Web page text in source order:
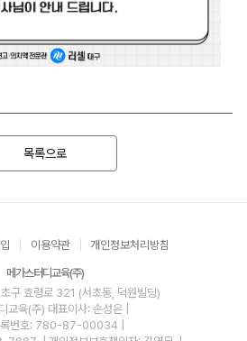
목록으로
이용약관 개인정보처리방침
메가스터디교육(주)
구 효령로 321 (서초동, 덕원빌딩)
교육(주) 대표이사: 손성은 |
록번호: 780-87-00034